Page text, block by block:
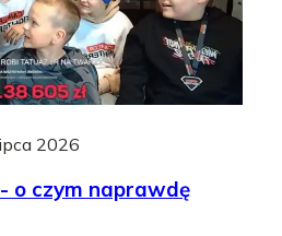
2026
o czym naprawdę